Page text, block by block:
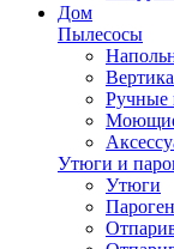
Дом
Пылесосы
Ручные
Утюги и
Утюги